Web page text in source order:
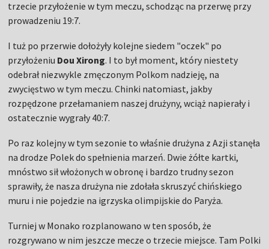
ostatecznie wygrały 40:7.
na drodze Polek do spełnienia marzeń. Dwie żółte kartki,
mnóstwo sił włożonych w obronę i bardzo trudny sezon
sprawiły, że nasza drużyna nie zdołała skruszyć chińskiego
muru i nie pojedzie na igrzyska olimpijskie do Paryża.
Turniej w Monako rozplanowano w ten sposób, że
zmierzyły się ponownie z Czeszkami. Dwie doskonale znające
się drużyny grały już w zasadzie tylko prestiż. Dla Biało-
Czerwonych zdecydowanie ważniejsze było w tej sytuacji
oszczędzanie sił przed nadchodzącym, drugim turniejem
mistrzostw Europy i walką o tytuł. Mimo to Polki zagrały
Bilet na igrzyska olimpijskie w Paryżu zapewniły sobie